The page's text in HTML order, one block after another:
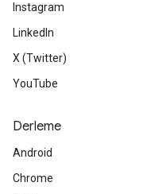
Instagram
LinkedIn
X (Twitter)
YouTube
Derleme
Android
Chrome